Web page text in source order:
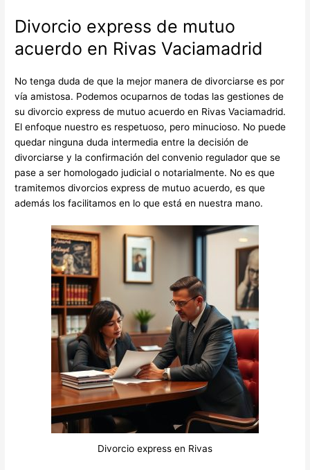
Divorcio express de mutuo
acuerdo en Rivas Vaciamadrid
No tenga duda de que la mejor manera de divorciarse es por
vía amistosa. Podemos ocuparnos de todas las gestiones de
su divorcio express de mutuo acuerdo en Rivas Vaciamadrid.
El enfoque nuestro es respetuoso, pero minucioso. No puede
quedar ninguna duda intermedia entre la decisión de
divorciarse y la confirmación del convenio regulador que se
pase a ser homologado judicial o notarialmente. No es que
tramitemos divorcios express de mutuo acuerdo, es que
además los facilitamos en lo que está en nuestra mano.
Divorcio express en Rivas